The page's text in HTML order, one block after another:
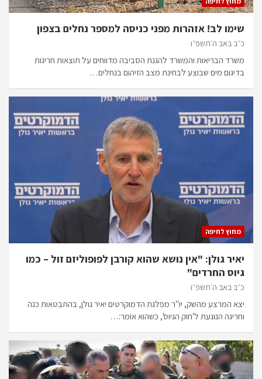
שימו לב! אזהרות מפני כניסה למספר נחלים בצפון
כ״ב באב ה׳תשפ״ו
משרד הבריאות והמשרד להגנת הסביבה מדווחים על תוצאות חריגות
בדיגום מים שבוצע לבחינת מצב הזיהום בנחלים…
מחוץ לחיפה
יאיר גולן: "אין נושא שהוא קורבן לפופוליזם זול – כמו
גיוס החרדים"
כ״ב באב ה׳תשפ״ו
יצא המרצע מהשק, יו"ר מפלגת הדמוקרטים יאיר גולן, בהתבטאות כנה
וחריגה הנוגעת ל'חוק הגיוס', כשהוא אומר:…